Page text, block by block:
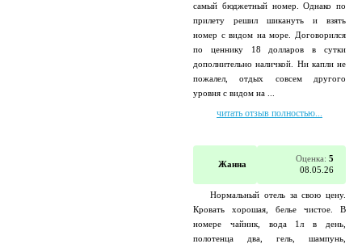
самый бюджетный номер. Однако по
прилету решил шикануть и взять
номер с видом на море. Договорился
по ценнику 18 долларов в сутки
дополнительно наличкой. Ни капли не
пожалел, отдых совсем другого
уровня с видом на ...
читать отзыв полностью...
Жанна
Оценка: 5
08.05.26
Нормальный отель за свою цену.
Кровать хорошая, белье чистое. В
номере чайник, вода 1л в день,
полотенца два, гель, шампунь,